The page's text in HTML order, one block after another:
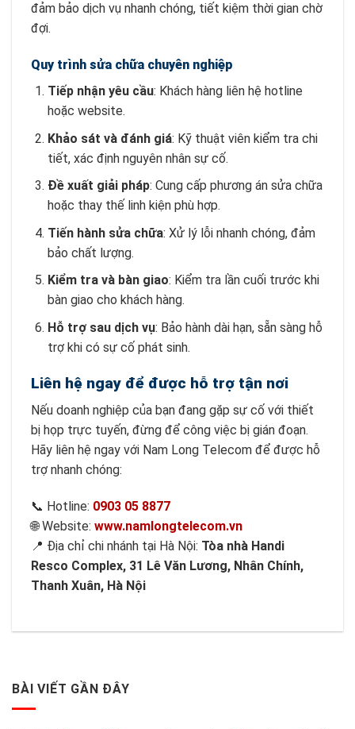
đảm bảo dịch vụ nhanh chóng, tiết kiệm thời gian chờ
đợi.
Quy trình sửa chữa chuyên nghiệp
Tiếp nhận yêu cầu: Khách hàng liên hệ hotline
hoặc website.
Khảo sát và đánh giá: Kỹ thuật viên kiểm tra chi
tiết, xác định nguyên nhân sự cố.
Đề xuất giải pháp: Cung cấp phương án sửa chữa
hoặc thay thế linh kiện phù hợp.
Tiến hành sửa chữa: Xử lý lỗi nhanh chóng, đảm
bảo chất lượng.
Kiểm tra và bàn giao: Kiểm tra lần cuối trước khi
bàn giao cho khách hàng.
Hỗ trợ sau dịch vụ: Bảo hành dài hạn, sẵn sàng hỗ
trợ khi có sự cố phát sinh.
Liên hệ ngay để được hỗ trợ tận nơi
Nếu doanh nghiệp của bạn đang gặp sự cố với thiết
bị họp trực tuyến, đừng để công việc bị gián đoạn.
Hãy liên hệ ngay với Nam Long Telecom để được hỗ
trợ nhanh chóng:
📞 Hotline: 0903 05 8877
🌐 Website: www.namlongtelecom.vn
📍 Địa chỉ chi nhánh tại Hà Nội: Tòa nhà Handi
Resco Complex, 31 Lê Văn Lương, Nhân Chính,
Thanh Xuân, Hà Nội
BÀI VIẾT GẦN ĐÂY